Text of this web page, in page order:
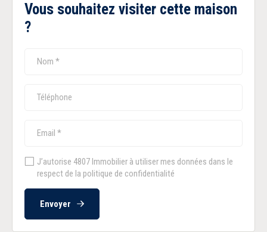
Vous souhaitez visiter cette maison
?
J’autorise 4807 Immobilier à utiliser mes données dans le
respect de la politique de confidentialité
Envoyer